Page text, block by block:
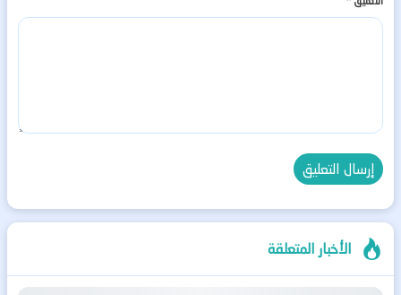
الأخبار المتعلقة